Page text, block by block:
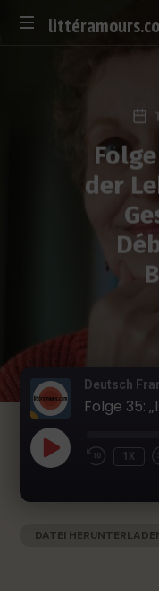
c
h
r
e
der
Deutsch
1X
Apple Podcasts
SHARE
DATEI